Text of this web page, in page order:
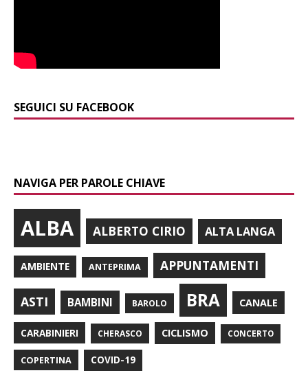
SEGUICI SU FACEBOOK
NAVIGA PER PAROLE CHIAVE
ALBA ALBERTO CIRIO ALTA LANGA
AMBIENTE ANTEPRIMA APPUNTAMENTI
ASTI BAMBINI BAROLO BRA CANALE
CARABINIERI CHERASCO CICLISMO CONCERTO
COPERTINA COVID-19